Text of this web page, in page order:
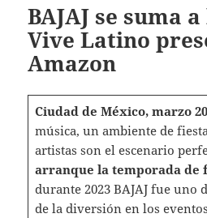
BAJAJ se suma
Vive Latino
Amazon
Ciudad de México, marzo
música, un ambiente de
artistas son el escenario
arranque la temporada de
durante 2023 BAJAJ fue uno
de la diversión en los